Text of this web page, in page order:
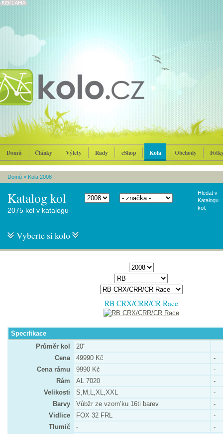
Domů Články Výlety Rady eShop Kola Obchody
Domů » Kola 2008
Katalog kol
Hledat v
Katalogu
kol:
2075 kol v katalogu
Vyberte si kolo
RB CRX/CRR/CR Race
Specifikace
Průměr kol
20"
Cena
49990 Kč
-
Cena rámu
9990 Kč
-
Rám
AL 7020
-
Velikosti
S,M,L,XL,XXL
-
Barvy
Vůbžr ze vzorn’ku 16ti barev
-
Vidlice
FOX 32 FRL
-
Tlumič
-
-